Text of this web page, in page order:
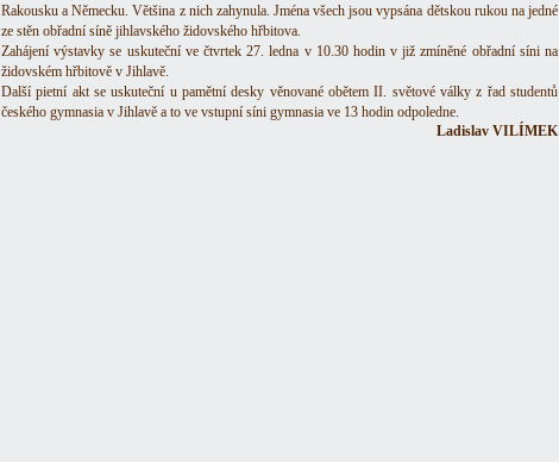
Rakousku a Německu. Většina z nich zahynula. Jména všech jsou vypsána dětskou rukou na jedné
ze stěn obřadní síně jihlavského židovského hřbitova.
Zahájení výstavky se uskuteční ve čtvrtek 27. ledna v 10.30 hodin v již zmíněné obřadní síni na
židovském hřbitově v Jihlavě.
Další pietní akt se uskuteční u pamětní desky věnované obětem II. světové války z řad studentů
českého gymnasia v Jihlavě a to ve vstupní síni gymnasia ve 13 hodin odpoledne.
Ladislav VILÍMEK